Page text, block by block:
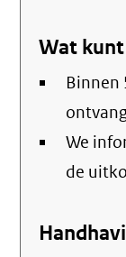
Wat
Binnen
We
de